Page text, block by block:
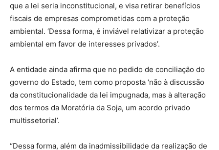
que a lei seria inconstitucional, e visa retirar benefícios
fiscais de empresas comprometidas com a proteção
ambiental. ‘Dessa forma, é inviável relativizar a proteção
ambiental em favor de interesses privados’.
A entidade ainda afirma que no pedido de conciliação do
governo do Estado, tem como proposta ‘não à discussão
da constitucionalidade da lei impugnada, mas à alteração
dos termos da Moratória da Soja, um acordo privado
multissetorial’.
“Dessa forma, além da inadmissibilidade da realização de